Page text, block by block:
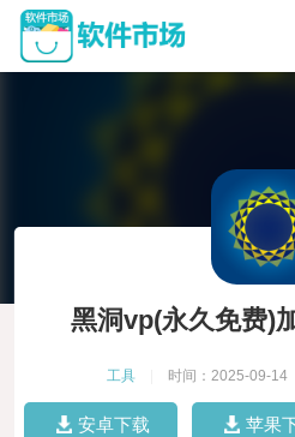
黑洞vp(永久免费)
工具 时间：2025-09-14
安卓下载 苹果